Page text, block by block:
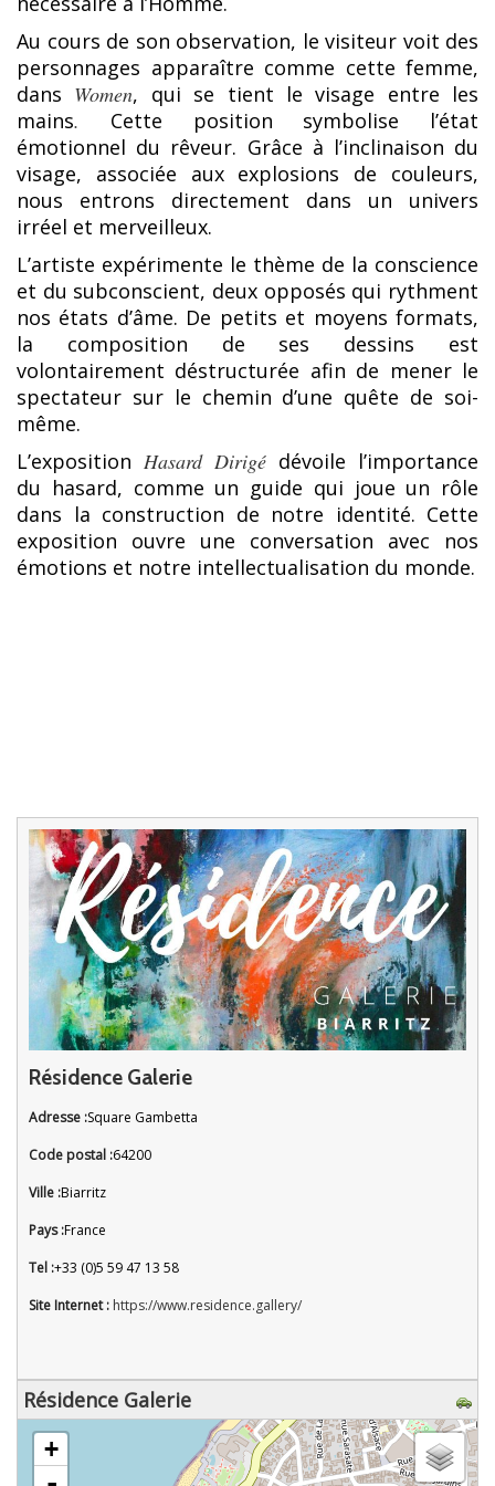
Au cours de son observation, le visiteur voit des
personnages apparaître comme cette femme,
dans Women, qui se tient le visage entre les
mains. Cette position symbolise l’état
émotionnel du rêveur. Grâce à l’inclinaison du
visage, associée aux explosions de couleurs,
nous entrons directement dans un univers
irréel et merveilleux.
L’artiste expérimente le thème de la conscience
et du subconscient, deux opposés qui rythment
nos états d’âme. De petits et moyens formats,
la composition de ses dessins est
volontairement déstructurée afin de mener le
spectateur sur le chemin d’une quête de soi-
même.
L’exposition Hasard Dirigé dévoile l’importance
du hasard, comme un guide qui joue un rôle
dans la construction de notre identité. Cette
exposition ouvre une conversation avec nos
émotions et notre intellectualisation du monde.
Résidence Galerie
Adresse :Square Gambetta
Code postal :64200
Ville :Biarritz
Pays :France
Tel :+33 (0)5 59 47 13 58
Site Internet : https://www.residence.gallery/
Résidence Galerie
chargement de la carte - veuillez patienter...
+